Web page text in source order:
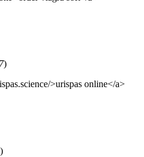
)
>urispas online</a>
)